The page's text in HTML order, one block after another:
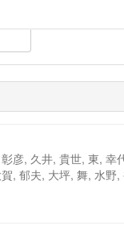
彦, 久井, 貴世, 東, 幸
, 郁夫, 大坪, 舞, 水野